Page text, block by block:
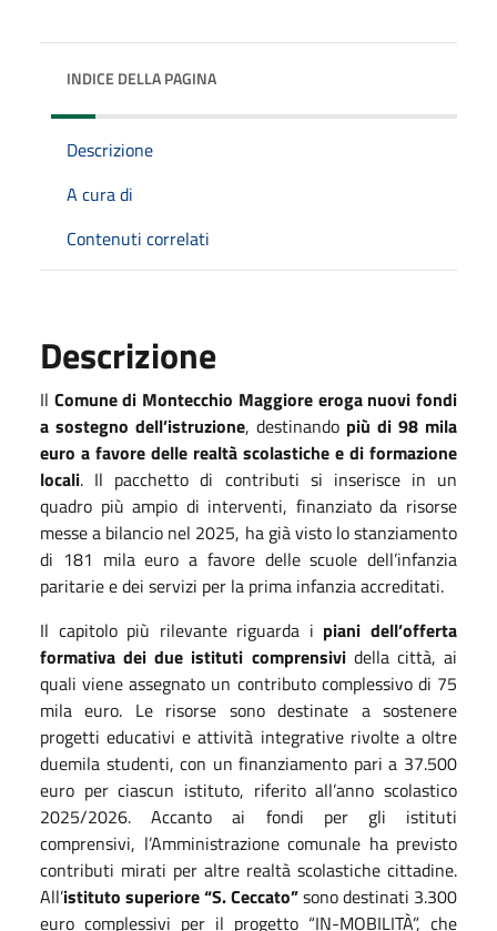
INDICE DELLA PAGINA
Descrizione
A cura di
Contenuti correlati
Descrizione
Il Comune di Montecchio Maggiore eroga nuovi fondi
a sostegno dell’istruzione, destinando più di 98 mila
euro a favore delle realtà scolastiche e di formazione
locali. Il pacchetto di contributi si inserisce in un
quadro più ampio di interventi, finanziato da risorse
messe a bilancio nel 2025, ha già visto lo stanziamento
di 181 mila euro a favore delle scuole dell’infanzia
paritarie e dei servizi per la prima infanzia accreditati.
Il capitolo più rilevante riguarda i piani dell’offerta
formativa dei due istituti comprensividella città, ai
quali viene assegnato un contributo complessivo di 75
mila euro. Le risorse sono destinate a sostenere
progetti educativi e attività integrative rivolte a oltre
duemila studenti, con un finanziamento pari a 37.500
euro per ciascun istituto, riferito all’anno scolastico
2025/2026. Accanto ai fondi per gli istituti
comprensivi, l’Amministrazione comunale ha previsto
contributi mirati per altre realtà scolastiche cittadine.
All’istituto superiore “S. Ceccato”sono destinati 3.300
euro complessivi per il progetto “IN-MOBILITÀ”, che